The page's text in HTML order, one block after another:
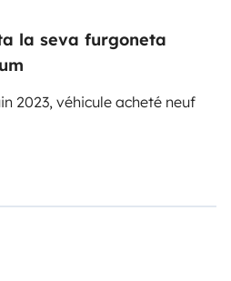
la seva furgoneta
2023, véhicule acheté neuf
et 5 places couchages
base fiat Ducato, longueur